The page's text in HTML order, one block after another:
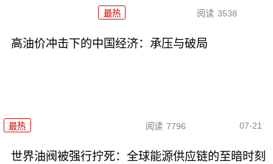
最热 阅读 3538
高油价冲击下的中国经济：承压与破局
最热 阅读 7796 07-21
世界油阀被强行拧死：全球能源供应链的至暗时刻